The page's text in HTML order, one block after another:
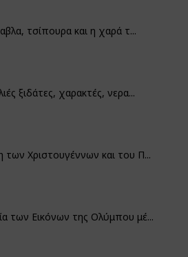
τσίπουρα και η χαρά τ...
ξιδάτες, χαρακτές, νερα...
των Χριστουγέννων και του Π...
των Εικόνων της Ολύμπου μέ...